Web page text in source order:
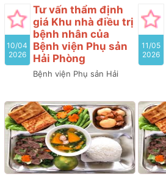
lên đến 60-70%. Việc bổ
sung nuôi dưỡng trứng và
tinh trùng trước khi làm
IVF là cần thiết để giảm
thiểu tỷ lệ này. Bài viết
dưới đây sẽ giúp bố mẹ
hiểu rõ tại sao cần nuôi
trước khi làm IVF, cần bổ
sung gì, và nên bắt đầu từ
bao giờ - để bước vào chu
kỳ IVF với nền tảng tốt
nhất có thể.
10/04
2026
Tư vấn thẩm định
giá Khu nhà điều trị
bệnh nhân của
Bệnh viện Phụ sản
Hải Phòng
Bệnh viện Phụ sản Hải
khảo xây dựng giá gói
thầu, làm cơ sở tổ chức
lựa chọn nhà thầu cho gói
thầu
11/05
2026